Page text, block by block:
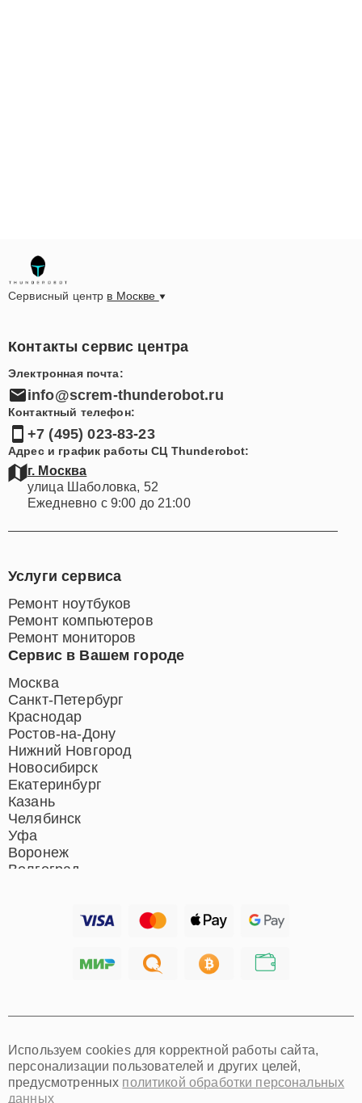
Сервисный центр в Москве
Контакты сервис центра
Электронная почта:
info@screm-thunderobot.ru
Контактный телефон:
+7 (495) 023-83-23
Адрес и график работы СЦ Thunderobot:
г. Москва
улица Шаболовка, 52
Ежедневно с 9:00 до 21:00
Сервис в Вашем городе
Москва
Санкт-Петербург
Краснодар
Ростов-на-Дону
Нижний Новгород
Новосибирск
Екатеринбург
Казань
Челябинск
Уфа
Воронеж
Волгоград
Хабаровск
Омск
Красноярск
Пермь
Услуги сервиса
Ремонт ноутбуков
Ремонт компьютеров
Ремонт мониторов
Используем cookies для корректной работы сайта,
персонализации пользователей и других целей,
предусмотренных политикой обработки персональных
данных